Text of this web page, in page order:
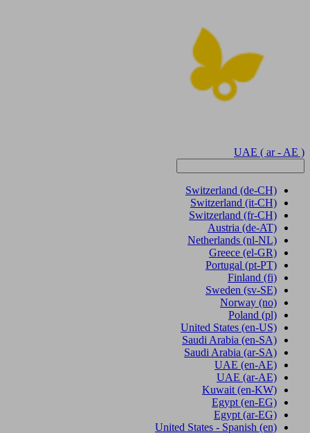
UAE ( ar - AE )
Switzerland (de-CH)
Switzerland (it-CH)
Switzerland (fr-CH)
Austria (de-AT)
Netherlands (nl-NL)
Greece (el-GR)
Portugal (pt-PT)
Finland (fi)
Sweden (sv-SE)
Norway (no)
Poland (pl)
United States (en-US)
Saudi Arabia (en-SA)
Saudi Arabia (ar-SA)
UAE (en-AE)
UAE (ar-AE)
Kuwait (en-KW)
Egypt (en-EG)
Egypt (ar-EG)
United States - Spanish (en)